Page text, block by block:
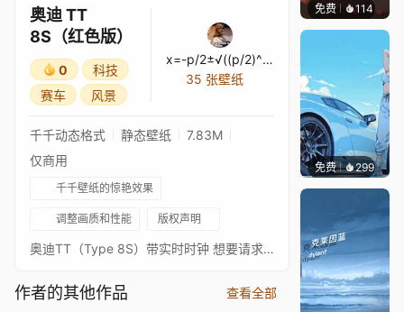
奥迪 TT
8S（红色版）
0
科技
赛车
风景
x=-p/2±√((p/2)^2-q)
35 张壁纸
千千动态格式 静态壁纸
7.83M
仅商用
千千壁纸的惊艳效果
调整画质和性能 版权声明
奥迪TT（Type 8S）带实时时钟 想要请求不同颜色的车吗？请查看我的个人资料是否有，如果没有，请留言，我会尽力实现。
作者的其他作品 查看全部
免费 114Nesu
免费 299Ado